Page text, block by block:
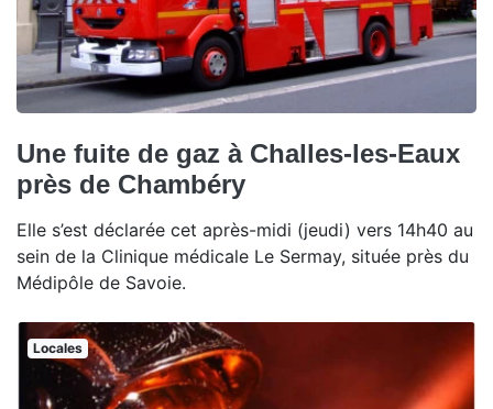
Une fuite de gaz à Challes-les-Eaux
près de Chambéry
Elle s’est déclarée cet après-midi (jeudi) vers 14h40 au
sein de la Clinique médicale Le Sermay, située près du
Médipôle de Savoie.
Locales